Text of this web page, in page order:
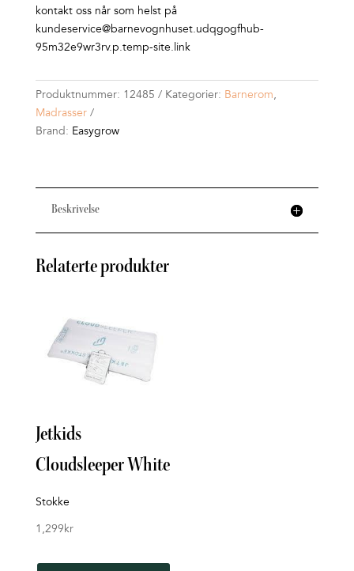
kontakt oss når som helst på
kundeservice@barnevognhuset.udqgogfhub-
95m32e9wr3rv.p.temp-site.link
Produktnummer: 12485 Kategorier: Barnerom,
Madrasser
Brand: Easygrow
Beskrivelse
Relaterte produkter
Jetkids
Cloudsleeper White
Stokke
1,299kr